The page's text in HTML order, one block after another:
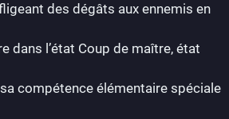
des dégâts aux ennemis en
dans l’état Coup de maître, état
compétence élémentaire spéciale